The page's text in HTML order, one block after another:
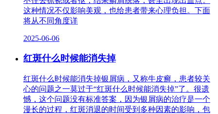
这种情况不仅影响美观，也给患者带来心理负担。下面
将从不同角度详
2025-06-06
红斑什么时候能消失掉
红斑什么时候能消失掉银屑病，又称牛皮癣，患者较关
心的问题之一莫过于“红斑什么时候能消失掉”了。很遗
憾，这个问题没有标准答案，因为银屑病的治疗是一个
漫长的过程，红斑消退的时间受到多种因素的影响，包